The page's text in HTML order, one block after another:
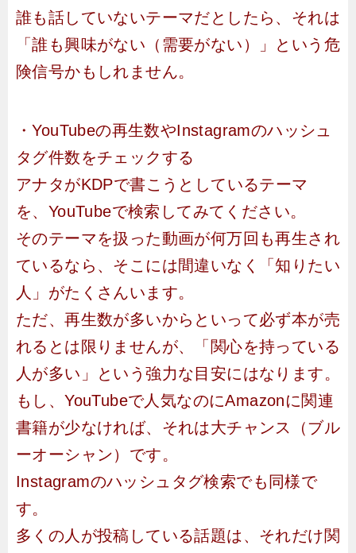
誰も話していないテーマだとしたら、それは
「誰も興味がない（需要がない）」という危
険信号かもしれません。
・YouTubeの再生数やInstagramのハッシュ
タグ件数をチェックする
アナタがKDPで書こうとしているテーマ
を、YouTubeで検索してみてください。
そのテーマを扱った動画が何万回も再生され
ているなら、そこには間違いなく「知りたい
人」がたくさんいます。
ただ、再生数が多いからといって必ず本が売
れるとは限りませんが、「関心を持っている
人が多い」という強力な目安にはなります。
もし、YouTubeで人気なのにAmazonに関連
書籍が少なければ、それは大チャンス（ブル
ーオーシャン）です。
Instagramのハッシュタグ検索でも同様で
す。
多くの人が投稿している話題は、それだけ関